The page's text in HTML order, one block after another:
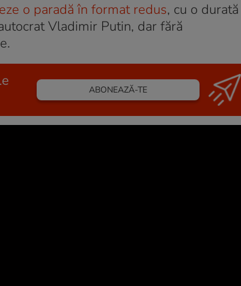
o paradă în format redus, cu o durată
Vladimir Putin, dar fără
ABONEAZĂ-TE